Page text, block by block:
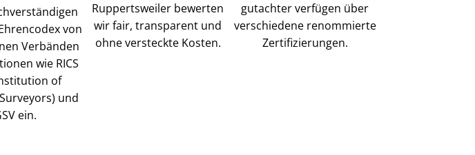
von
Verbänden
wie RICS
of
und
ein.
Ruppertsweiler bewerten
wir fair, transparent und
ohne versteckte Kosten.
gutachter verfügen über
verschiedene renommierte
Zer­ti­fi­zie­run­gen.